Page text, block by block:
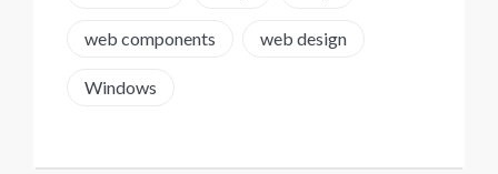
web components web design
Windows